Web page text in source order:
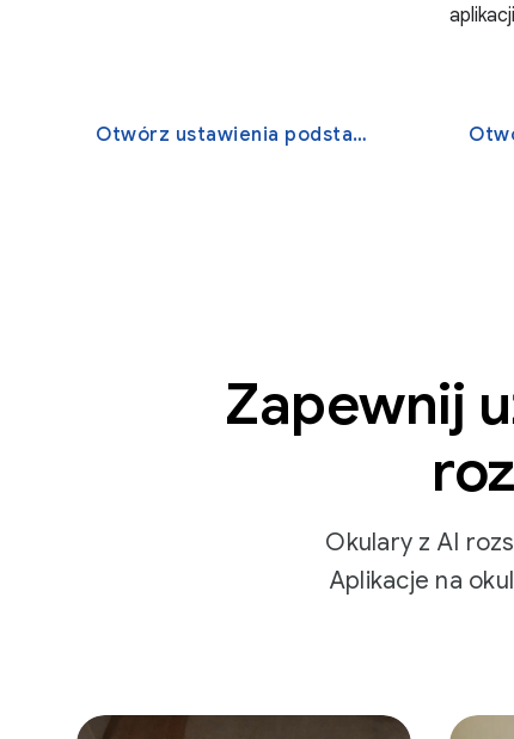
Otwórz ustawienia podstawowe
Zapewnij
Okulary z AI
Aplikacje na